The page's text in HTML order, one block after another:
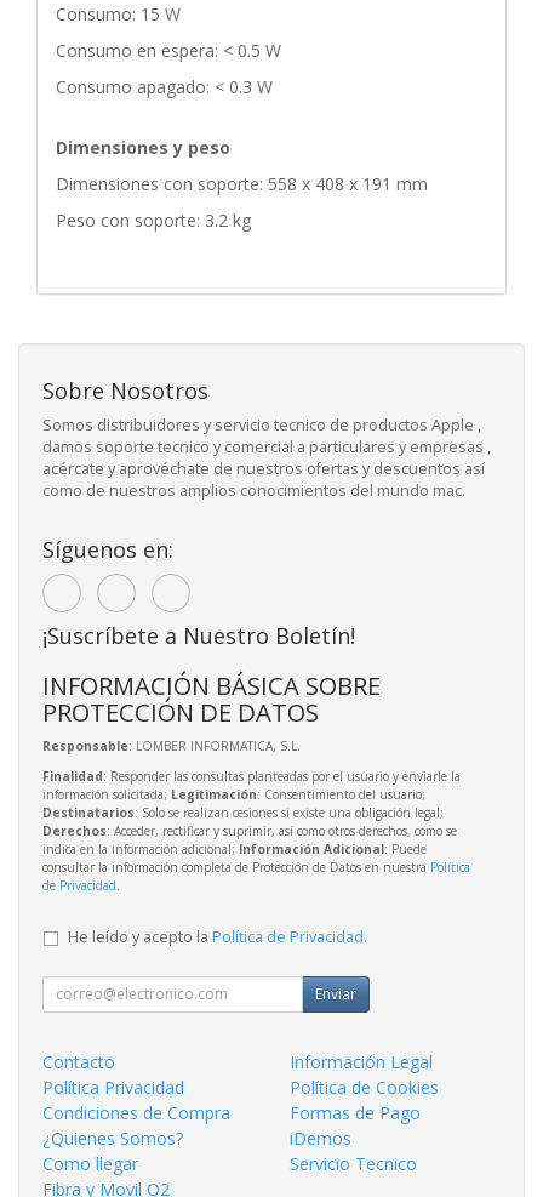
Consumo: 15 W
Consumo en espera: < 0.5 W
Consumo apagado: < 0.3 W
Dimensiones y peso
Dimensiones con soporte: 558 x 408 x 191 mm
Peso con soporte: 3.2 kg
Sobre Nosotros
Somos distribuidores y servicio tecnico de productos Apple ,
damos soporte tecnico y comercial a particulares y empresas ,
acércate y aprovéchate de nuestros ofertas y descuentos así
como de nuestros amplios conocimientos del mundo mac.
Síguenos en:
¡Suscríbete a Nuestro Boletín!
INFORMACIÓN BÁSICA SOBRE
PROTECCIÓN DE DATOS
Responsable: LOMBER INFORMATICA, S.L.
Finalidad: Responder las consultas planteadas por el usuario y enviarle la
información solicitada; Legitimación: Consentimiento del usuario;
Destinatarios: Solo se realizan cesiones si existe una obligación legal;
Derechos: Acceder, rectificar y suprimir, así como otros derechos, como se
indica en la información adicional; Información Adicional: Puede
consultar la información completa de Protección de Datos en nuestra Política
de Privacidad
He leído y acepto la Política de Privacidad.
Enviar
Contacto
Información Legal
Política Privacidad
Política de Cookies
Condiciones de Compra
Formas de Pago
¿Quienes Somos?
iDemos
Como llegar
Servicio Tecnico
Fibra y Movil O2